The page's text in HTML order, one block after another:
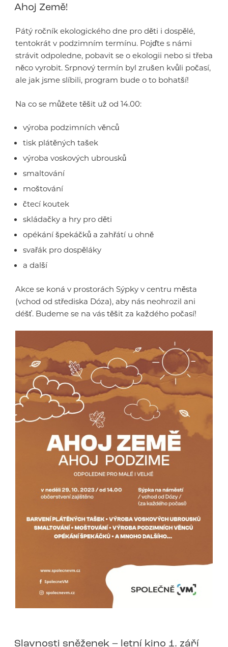
Ahoj Země!
Pátý ročník ekologického dne pro děti i dospělé,
tentokrát v podzimním termínu. Pojďte s námi
strávit odpoledne, pobavit se o ekologii nebo si třeba
něco vyrobit. Srpnový termín byl zrušen kvůli počasí,
ale jak jsme slíbili, program bude o to bohatší!
Na co se můžete těšit už od 14.00:
výroba podzimních věnců
tisk plátěných tašek
výroba voskových ubrousků
smaltování
moštování
čtecí koutek
skládačky a hry pro děti
opékání špekáčků a zahřátí u ohně
svařák pro dospěláky
a další
Akce se koná v prostorách Sýpky v centru města
(vchod od střediska Dóza), aby nás neohrozil ani
déšť. Budeme se na vás těšit za každého počasí!
Slavnosti sněženek – letní kino 1. září